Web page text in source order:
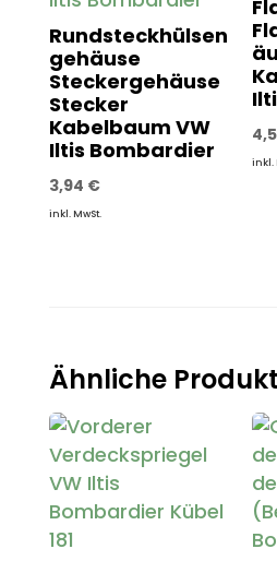
Rundsteckhülsen
gehäuse
Steckergehäuse
Stecker
Kabelbaum VW
Iltis Bombardier
3,94 €
inkl. MwSt.
inkl.
Ähnliche